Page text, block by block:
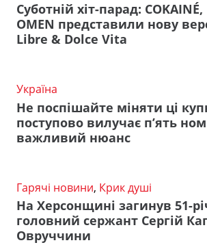
Суботній хіт-парад: COKAINÉ,
OMEN представили нову
Libre & Dolce Vita
Україна
Не поспішайте міняти ці
поступово вилучає п’ять
важливий нюанс
Гарячі новини, Крик душі
На Херсонщині загинув 51-
головний сержант Сергій
Овруччини